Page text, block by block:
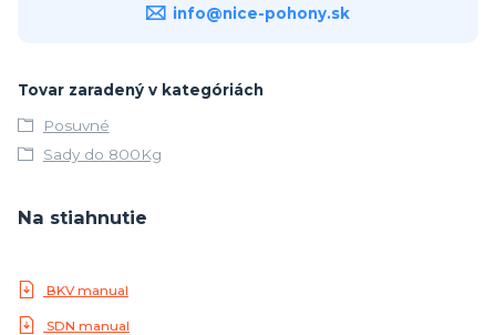
info@nice-pohony.sk
Tovar zaradený v kategóriách
Posuvné
Sady do 800Kg
Na stiahnutie
BKV manual
SDN manual